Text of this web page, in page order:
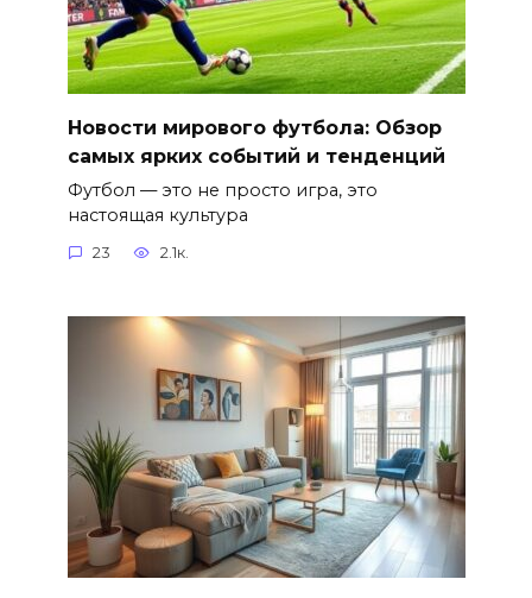
Новости мирового футбола: Обзор
самых ярких событий и тенденций
Футбол — это не просто игра, это
настоящая культура
23 2.1к.